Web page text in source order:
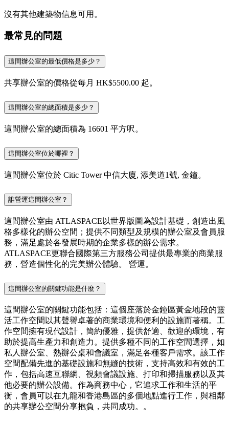
沒有其他建築物信息可用。
最常見的問題
這間辦公室的最低價格是多少？
共享辦公室的價格從每月 HK$5500.00 起。
這間辦公室的總面積是多少？
這間辦公室的總面積為 16601 平方呎。
這間辦公室位於哪裡？
這間辦公室位於 Citic Tower 中信大廈, 添美道1號, 金鐘。
誰營運這間辦公室？
這間辦公室由 ATLASPACE以世界版圖為設計基礎，創造出風
格多樣化的辦公空間；提供不同類型及規模的辦公室及會員服
務，滿足處於各發展時期的企業多樣的辦公需求。
ATLASPACE更聯合國際第三方服務公司提供最專業的商業服
務，營造個性化的完美辦公體驗。 營運。
這間辦公室的關鍵功能是什麼？
這間辦公室的關鍵功能包括：這個座落於金鐘區黃金地段的靈
活工作空間以其聲譽卓著的商業環境和便利的設施而著稱。工
作空間擁有現代設計，簡約優雅，提供舒適、歡迎的環境，有
助於提高生產力和創造力。提供多種不同的工作空間選擇，如
私人辦公室、熱辦公桌和會議室，滿足各種客戶需求。該工作
空間配備先進的基礎設施和無縫的技術，支持高效和有效的工
作，包括高速互聯網、視頻會議設施、打印和掃描服務以及其
他必要的辦公設備。作為商務中心，它追求工作和生活的平
衡，會員可以在九龍和香港島區的多個地點進行工作，與相鄰
的共享辦公空間分享抱負，共同成功。。